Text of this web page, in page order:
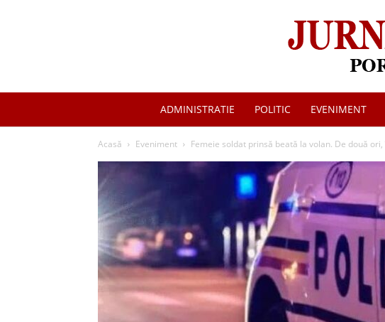
ADMINISTRATIE POLITIC EVENIMENT
Acasă Eveniment Femeie soldat prinsă beată la volan. De două ori,